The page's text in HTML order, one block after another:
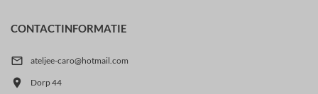
CONTACTINFORMATIE
 ateljee-caro@hotmail.com
 Dorp 44